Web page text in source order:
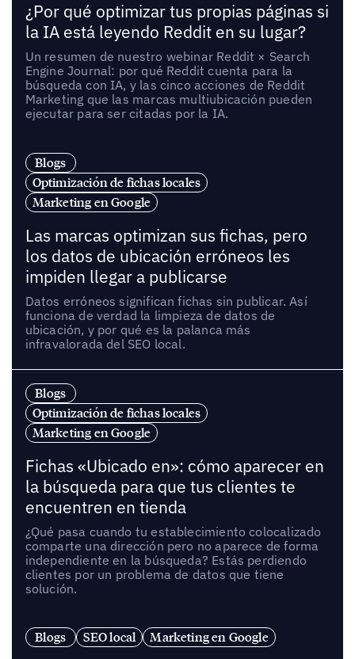
¿Por qué optimizar tus propias páginas si
la IA está leyendo Reddit en su lugar?
Un resumen de nuestro webinar Reddit × Search
Engine Journal: por qué Reddit cuenta para la
búsqueda con IA, y las cinco acciones de Reddit
Marketing que las marcas multiubicación pueden
ejecutar para ser citadas por la IA.
Blogs
Optimización de fichas locales
Marketing en Google
Las marcas optimizan sus fichas, pero
los datos de ubicación erróneos les
impiden llegar a publicarse
Datos erróneos significan fichas sin publicar. Así
funciona de verdad la limpieza de datos de
ubicación, y por qué es la palanca más
infravalorada del SEO local.
Blogs
Optimización de fichas locales
Marketing en Google
Fichas «Ubicado en»: cómo aparecer en
la búsqueda para que tus clientes te
encuentren en tienda
¿Qué pasa cuando tu establecimiento colocalizado
comparte una dirección pero no aparece de forma
independiente en la búsqueda? Estás perdiendo
clientes por un problema de datos que tiene
solución.
Blogs SEO local Marketing en Google